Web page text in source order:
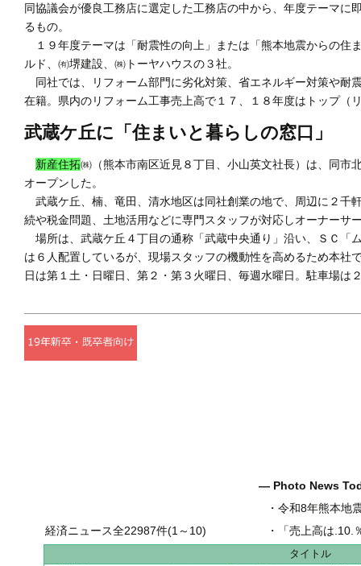
同協議会が優良工務店に選定した工務店の中から、年度テーマ
るもの。
１９年度テーマは「耐震性の向上」または「熊本地震からの住
ルド、㈲堺建設、㈱トーヤハウスの３社。
同社では、リフォーム部門に劣化対策、省エネルギー対策や耐
在籍。県内のリフォーム工事売上高で１７、１８年度はトップ
武蔵ケ丘に「住まいと暮らしの窓口」
新産住拓㈱（熊本市南区近見８丁目、小山英文社長）は、同市
オープンした。
武蔵ケ丘、楠、竜田、清水地区は同社創業の地で、周辺に２千
続や税金問題、土地活用などに専門スタッフが対応しオーナーサ
場所は、武蔵ケ丘４丁目の通称「武蔵中央通り」沿い、ＳＣ「
は６人配置しているが、現場スタッフの機動性を高めるため本
日は第１土・日曜日、第２・第３火曜日、毎週水曜日。駐車場は
― Photo News
・令和8年熊本地
・
「売上高は.10.％増の
経済ニュース全22987件(1～10)
タイトル